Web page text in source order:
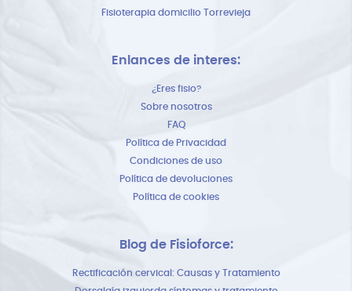
Fisioterapia domicilio Torrevieja
Enlances de interes:
¿Eres fisio?
Sobre nosotros
FAQ
Política de Privacidad
Condiciones de uso
Política de devoluciones
Política de cookies
Blog de Fisioforce:
Rectificación cervical: Causas y Tratamiento